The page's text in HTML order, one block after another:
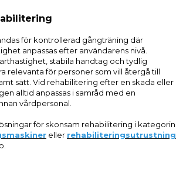
för kontrollerad gångträning där
anpassas efter användarens nivå.
stabila handtag och tydlig
relevanta för personer som vill återgå till
sätt. Vid rehabilitering efter en skada eller
alltid anpassas i samråd med en
vårdpersonal.
för skonsam rehabilitering i kategorin
eller rehabiliteringsutrustning